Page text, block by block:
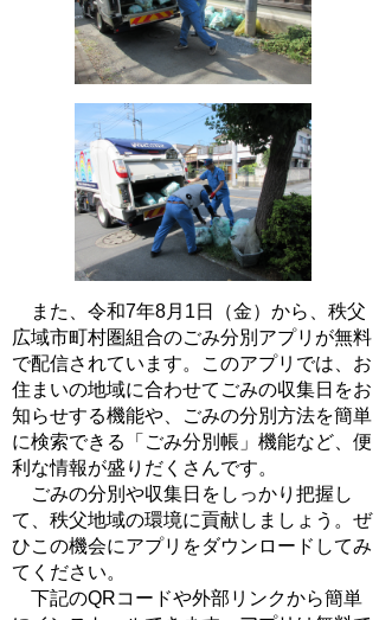
また、令和7年8月1日（金）から、秩父
広域市町村圏組合のごみ分別アプリが無料
で配信されています。このアプリでは、お
住まいの地域に合わせてごみの収集日をお
知らせする機能や、ごみの分別方法を簡単
に検索できる「ごみ分別帳」機能など、便
利な情報が盛りだくさんです。
ごみの分別や収集日をしっかり把握し
て、秩父地域の環境に貢献しましょう。ぜ
ひこの機会にアプリをダウンロードしてみ
てください。
下記のQRコードや外部リンクから簡単